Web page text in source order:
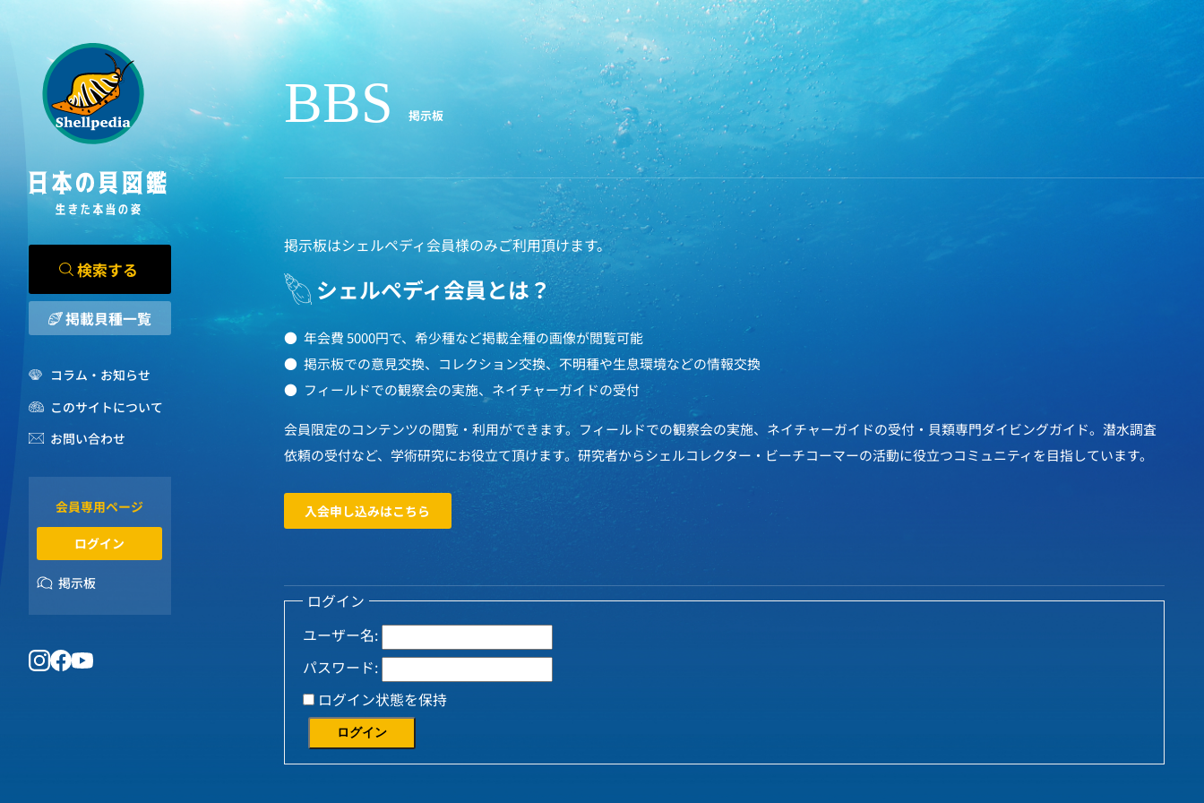
検索する
掲載貝種一覧
コラム・お知らせ
このサイトについて
お問い合わせ
会員専用ページ
ログイン
掲示板
BBS 掲示板
掲示板はシェルペディ会員様のみご利用頂けます。
シェルペディ会員とは？
年会費 5000円で、希少種など掲載全種の画像が閲覧可能
掲示板での意見交換、コレクション交換、不明種や生息環境などの情報交換
フィールドでの観察会の実施、ネイチャーガイドの受付
会員限定のコンテンツの閲覧・利用ができます。フィールドでの観察会の実施、ネイチャーガイドの受付・貝類専門ダイビングガイド。潜水調査
依頼の受付など、学術研究にお役立て頂けます。研究者からシェルコレクター・ビーチコーマーの活動に役立つコミュニティを目指しています。
入会申し込みはこちら
ログイン
ユーザー名:
パスワード:
ログイン状態を保持
ログイン